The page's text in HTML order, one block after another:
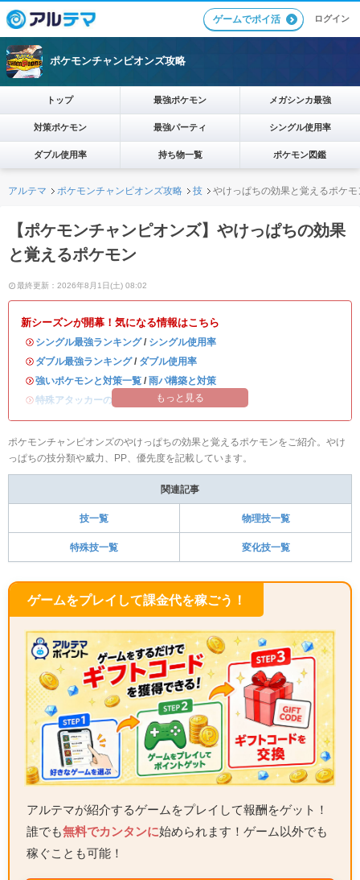
ゲームでポイ活 ログイン
ポケモンチャンピオンズ攻略
トップ 最強ポケモン メガシンカ最強
対策ポケモン 最強パーティ シングル使用率
ダブル使用率 持ち物一覧 ポケモン図鑑
アルテマ ポケモンチャンピオンズ攻略 技 やけっぱちの効果と覚えるポケモ
【ポケモンチャンピオンズ】やけっぱちの効果
と覚えるポケモン
最終更新：2026年8月1日(土) 08:02
新シーズンが開幕！気になる情報はこちら
・ シングル最強ランキング/ シングル使用率
・ ダブル最強ランキング/ ダブル使用率
・強いポケモンと対策一覧 / 雨パ構築と対策
・特殊アタッカーのおすすめランキング
もっと見る
ポケモンチャンピオンズのやけっぱちの効果と覚えるポケモンをご紹介。やけ
っぱちの技分類や威力、PP、優先度を記載しています。
関連記事
技一覧 物理技一覧
特殊技一覧 変化技一覧
ゲームをプレイして課金代を稼ごう！
アルテマが紹介するゲームをプレイして報酬をゲット！
誰でも無料でカンタンに始められます！ゲーム以外でも
稼ぐことも可能！